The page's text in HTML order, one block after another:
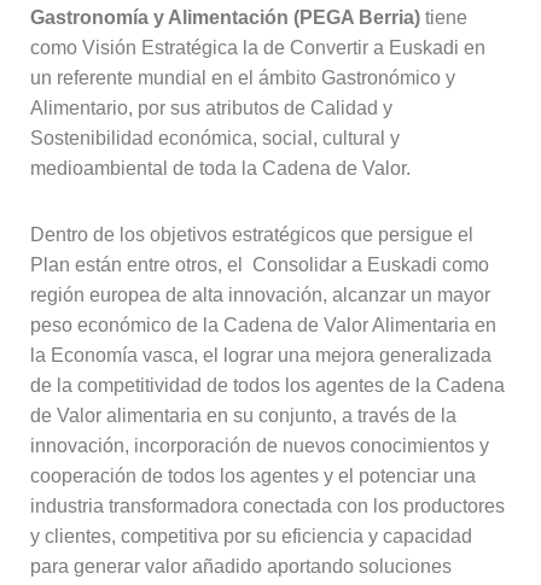
Gastronomía y Alimentación (PEGA Berria) tiene
como Visión Estratégica la de Convertir a Euskadi en
un referente mundial en el ámbito Gastronómico y
Alimentario, por sus atributos de Calidad y
Sostenibilidad económica, social, cultural y
medioambiental de toda la Cadena de Valor.
Dentro de los objetivos estratégicos que persigue el
Plan están entre otros, el Consolidar a Euskadi como
región europea de alta innovación, alcanzar un mayor
peso económico de la Cadena de Valor Alimentaria en
la Economía vasca, el lograr una mejora generalizada
de la competitividad de todos los agentes de la Cadena
de Valor alimentaria en su conjunto, a través de la
innovación, incorporación de nuevos conocimientos y
cooperación de todos los agentes y el potenciar una
industria transformadora conectada con los productores
y clientes, competitiva por su eficiencia y capacidad
para generar valor añadido aportando soluciones